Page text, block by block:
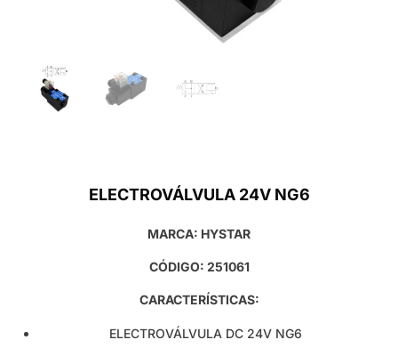
ELECTROVÁLVULA 24V NG6
MARCA: HYSTAR
CÓDIGO: 251061
CARACTERÍSTICAS:
ELECTROVÁLVULA DC 24V NG6